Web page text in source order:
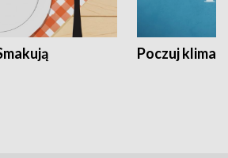
Poczuj klimat